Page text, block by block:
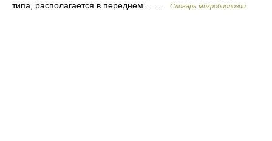
типа, располагается в переднем… …
Словарь микробиологии